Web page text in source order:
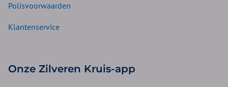
Polisvoorwaarden
Klantenservice
Onze Zilveren Kruis-app